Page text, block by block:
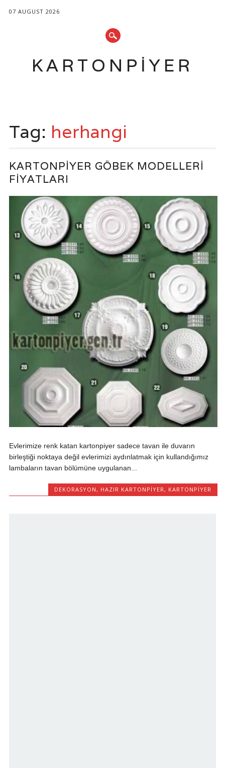
07 AUGUST 2026
KARTONPIYER
content
Tag: herhangi
KARTONPIYER GÖBEK MODELLERI
FIYATLARI
Evlerimize renk katan kartonpiyer sadece tavan ile duvarın
birleştiği noktaya değil evlerimizi aydınlatmak için kullandığımız
lambaların tavan bölümüne uygulanan...
DEKORASYON , HAZIR KARTONPIYER , KARTONPIYER